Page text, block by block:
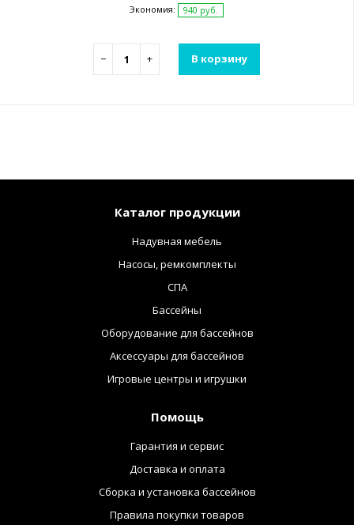
Экономия: 940 руб.
− + В корзину
Каталог продукции
Надувная мебель
Насосы, ремкомплекты
СПА
Бассейны
Оборудование для бассейнов
Аксессуары для бассейнов
Игровые центры и игрушки
Помощь
Гарантия и сервис
Доставка и оплата
Сборка и установка бассейнов
Правила покупки товаров